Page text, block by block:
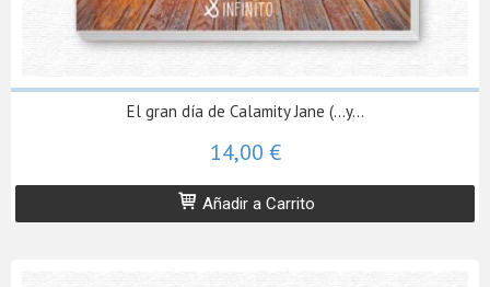
El gran día de Calamity Jane (...y...
14,00 €
Añadir a Carrito